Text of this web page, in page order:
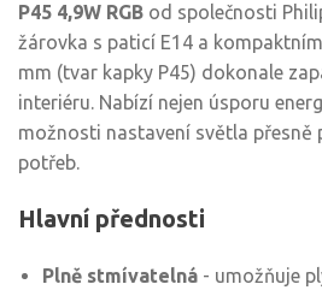
P45 4,9W RGB od společnosti
žárovka s paticí E14 a
mm (tvar kapky P45) dokonale
interiéru. Nabízí nejen úsporu
možnosti nastavení světla přesně
potřeb.
Hlavní přednosti
Plně stmívatelná - umožňuje